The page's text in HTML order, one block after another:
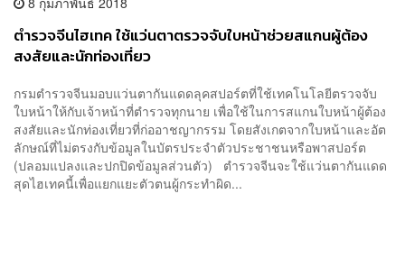
ตำรวจจีนไฮเทค ใช้แว่นตาตรวจจับใบหน้าช่วยสแกนผู้ต้อง
สงสัยและนักท่องเที่ยว
กรมตำรวจจีนมอบแว่นตากันแดดลุคสปอร์ตที่ใช้เทคโนโลยีตรวจจับ
ใบหน้าให้กับเจ้าหน้าที่ตำรวจทุกนาย เพื่อใช้ในการสแกนใบหน้าผู้ต้อง
สงสัยและนักท่องเที่ยวที่ก่ออาชญากรรม โดยสังเกตจากใบหน้าและอัต
ลักษณ์ที่ไม่ตรงกับข้อมูลในบัตรประจำตัวประชาชนหรือพาสปอร์ต
(ปลอมแปลงและปกปิดข้อมูลส่วนตัว) ตำรวจจีนจะใช้แว่นตากันแดด
สุดไฮเทคนี้เพื่อแยกแยะตัวตนผู้กระทำผิด...